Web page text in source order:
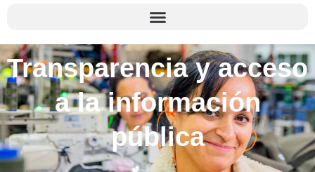
Transparencia y acceso
a la información
pública